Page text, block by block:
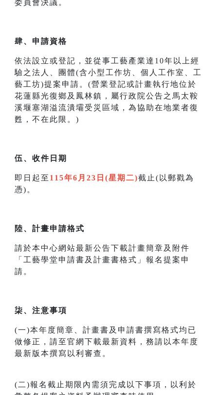
委員會決議。
肆、申請資格
依法設立或登記，並從事工藝產業達10年以上經
驗之法人、團體(含小型工作坊、個人工作室、工
藝工坊)提案申請。(營業登記或計畫執行地位於
花蓮縣光復鄉及鳳林鎮，屬行政院公告之馬太鞍
溪堰塞湖溢流潰壩受災區域，為協助在地業者復
甦，不在此限。)
伍、收件日期
即日起至 115年6月23日(星期二)截止(以郵戳為
憑)。
陸、計畫申請格式
請於本中心網站最新公告下載計畫簡章及附件
「工藝學堂申請書及計畫書格式」報名提案申
請。
柒、注意事項
(一)本年度簡章、計畫書及申請書撰寫格式均已
做修正，請至官網下載最新資料，務請以本年度
最新版本撰寫以利審查。
(二)報名截止期限內需須完成以下事項，以利於